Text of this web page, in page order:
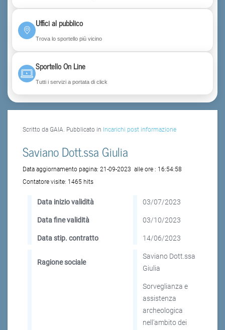
Uffici al pubblico
Trova lo sportello più vicino
Sportello On Line
Tutti i servizi a portata di click
Scritto da GAIA. Pubblicato in Incarichi post informazione
Saviano Dott.ssa Giulia
Data aggiornamento pagina: 21-09-2023 alle ore : 16:54:58
Contatore visite: 1465 hits
Data inizio validità 03/07/2023
Data fine validità 03/10/2023
Data stip. contratto 14/06/2023
Ragione sociale
Saviano Dott.ssa
Giulia
Sorveglianza e
assistenza
archeologica
nell’ambito dei